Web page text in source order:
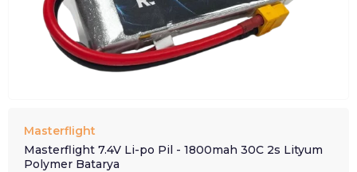
Masterflight
Masterflight 7.4V Li-po Pil - 1800mah 30C 2s Lityum
Polymer Batarya